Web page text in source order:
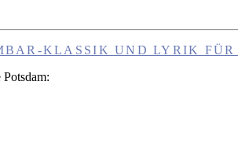
KLASSIK UND LYRIK FÜR